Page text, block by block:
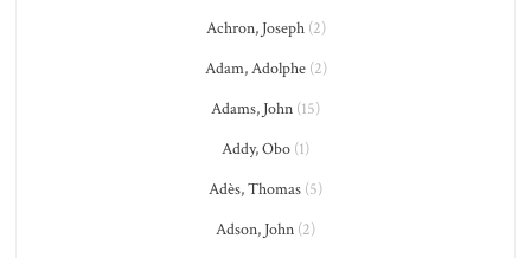
Achron, Joseph(2)
Adam, Adolphe(2)
Adams, John (15)
Addy, Obo (1)
Adès, Thomas (5)
Adson, John (2)